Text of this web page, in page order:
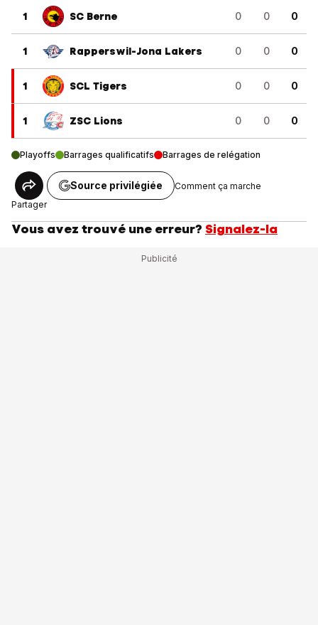
1 SC Berne 0 0 0
1 Rapperswil-Jona Lakers 0 0 0
1 SCL Tigers 0 0 0
1 ZSC Lions 0 0 0
Playoffs Barrages qualificatifs Barrages de relégation
Partager
Source privilégiée Comment ça marche
Vous avez trouvé une erreur? Signalez-la